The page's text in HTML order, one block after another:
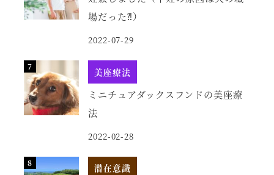
場だった⁈）
2022-07-29
美座療法
ミニチュアダックスフンドの美座療
法
2022-02-28
潜在意識